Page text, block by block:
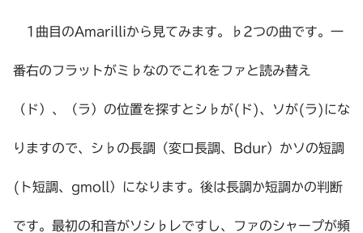
1曲目のAmarilliから見てみます。♭2つの曲です。一
番右のフラットがミ♭なのでこれをファと読み替え
（ド）、（ラ）の位置を探すとシ♭が(ド)、ソが(ラ)にな
りますので、シ♭の長調（変ロ長調、Bdur）かソの短調
(ト短調、gmoll）になります。後は長調か短調かの判断
です。最初の和音がソシ♭レですし、ファのシャープが頻